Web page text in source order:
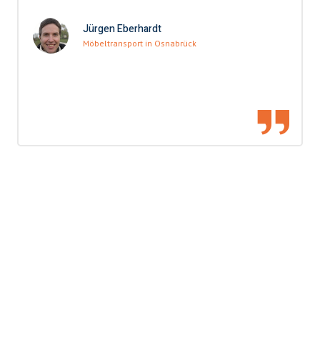
Jürgen Eberhardt
Möbeltransport in Osnabrück